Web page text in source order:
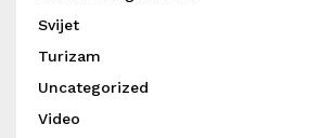
Svijet
Turizam
Uncategorized
Video